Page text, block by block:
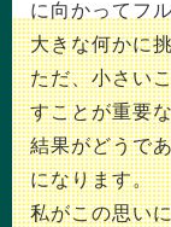
に向かってフ
大きな何かに
ただ、小さい
すことが重要
結果がどうで
になります。
私がこの思い